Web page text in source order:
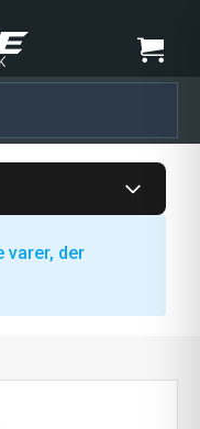
varer, der